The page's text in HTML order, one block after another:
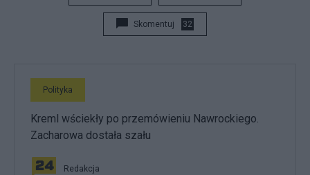
Skomentuj 32
Polityka
Kreml wściekły po przemówieniu Nawrockiego.
Zacharowa dostała szału
Redakcja